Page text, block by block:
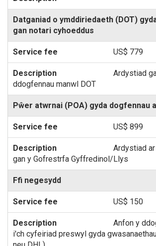
Datganiad o ymddiriedaeth (DOT)
gan notari cyhoeddus
US$ 779
Ardystiad
ddogfennau manwl DOT
Pŵer atwrnai (POA) gyda dogfennau
US$ 899
Ardystiad
gan y Gofrestrfa Gyffredinol/Llys
Ffi negesydd
US$ 150
Anfon y
i'ch cyfeiriad preswyl gyda